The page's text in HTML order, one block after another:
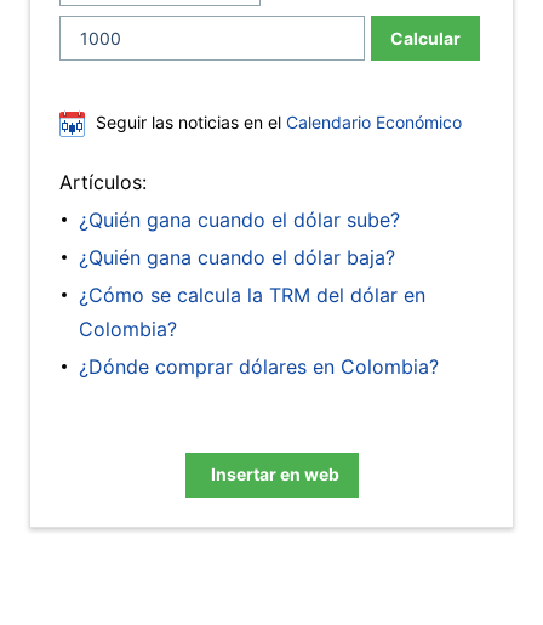
Calcular
Seguir las noticias en el Calendario Económico
Artículos:
¿Quién gana cuando el dólar sube?
¿Quién gana cuando el dólar baja?
¿Cómo se calcula la TRM del dólar en
Colombia?
¿Dónde comprar dólares en Colombia?
Insertar en web